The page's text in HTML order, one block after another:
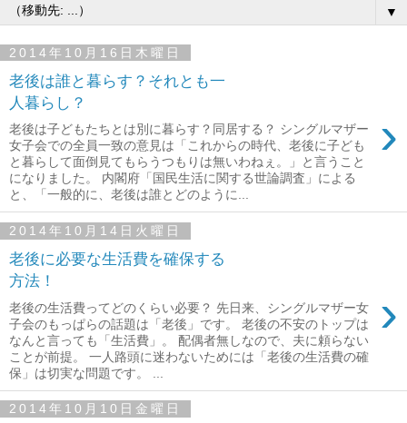
▼
2014年10月16日木曜日
老後は誰と暮らす？それとも一
人暮らし？
›
老後は子どもたちとは別に暮らす？同居する？ シングルマザー
女子会での全員一致の意見は「これからの時代、老後に子ども
と暮らして面倒見てもらうつもりは無いわねぇ。」と言うこと
になりました。 内閣府「国民生活に関する世論調査」による
と、「一般的に、老後は誰とどのように...
2014年10月14日火曜日
老後に必要な生活費を確保する
方法！
›
老後の生活費ってどのくらい必要？ 先日来、シングルマザー女
子会のもっぱらの話題は「老後」です。 老後の不安のトップは
なんと言っても「生活費」。 配偶者無しなので、夫に頼らない
ことが前提。 一人路頭に迷わないためには「老後の生活費の確
保」は切実な問題です。 ...
2014年10月10日金曜日